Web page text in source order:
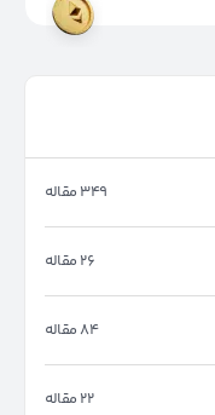
349 مقاله
26 مقاله
84 مقاله
22 مقاله